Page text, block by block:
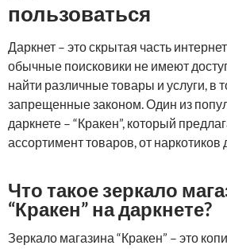
пользоваться
Даркнет – это скрытая часть
обычные поисковики не имеют
найти различные товары и услуги, в
запрещенные законом. Один из
даркнете – “Кракен”, который
ассортимент товаров, от наркотиков
Что такое зеркало
“Кракен” на даркнете?
Зеркало магазина “Кракен” – это